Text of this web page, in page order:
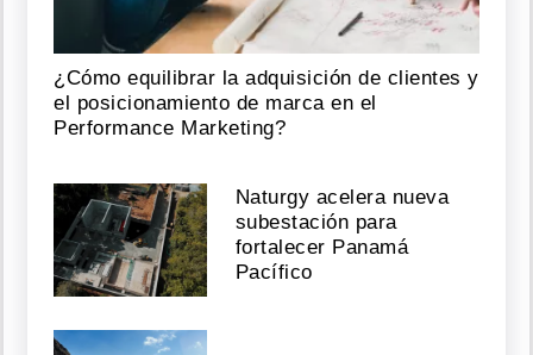
¿Cómo equilibrar la adquisición de clientes y
el posicionamiento de marca en el
Performance Marketing?
Naturgy acelera nueva
subestación para
fortalecer Panamá
Pacífico